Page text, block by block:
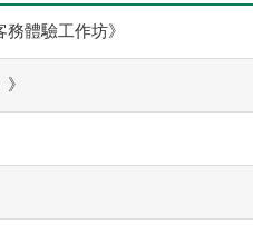
體驗工作坊》